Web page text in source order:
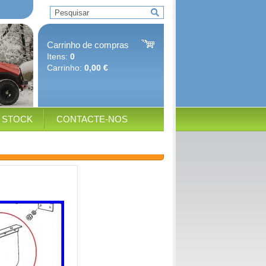
Carrinho de compras
Itens: 0
Carrinho: 0,00 €
CONTACTE-NOS